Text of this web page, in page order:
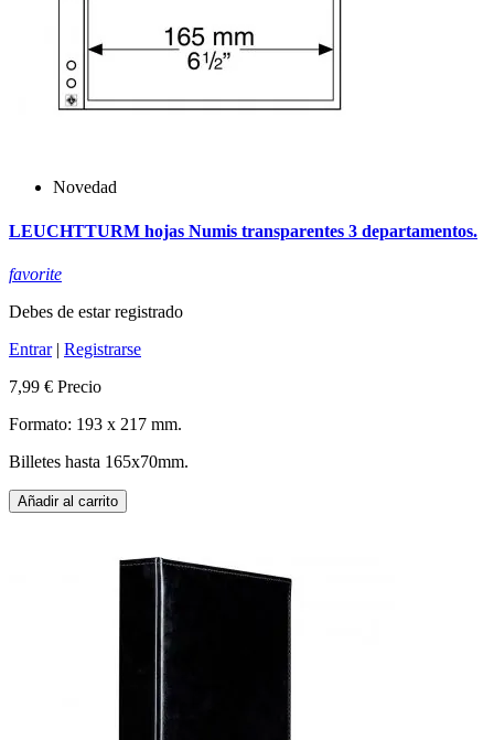
Novedad
LEUCHTTURM hojas Numis transparentes 3 departamentos.
favorite
Debes de estar registrado
Entrar| Registrarse
7,99 € Precio
Formato: 193 x 217 mm.
Billetes hasta 165x70mm.
Añadir al carrito